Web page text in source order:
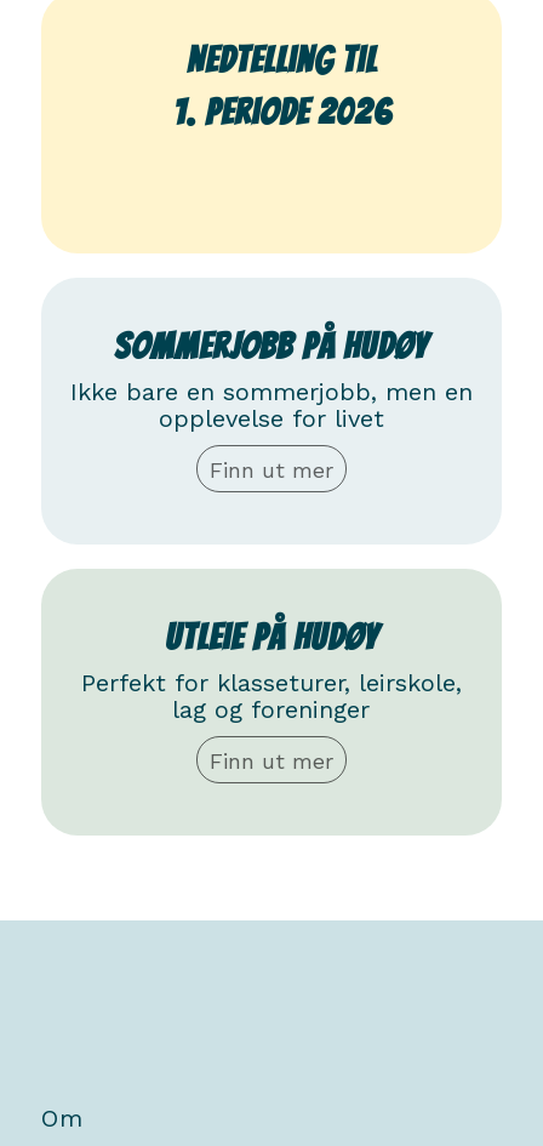
Nedtelling til
1. periode 2026
Sommerjobb på Hudøy
Ikke bare en sommerjobb, men en
opplevelse for livet
Finn ut mer
Utleie på Hudøy
Perfekt for klasseturer, leirskole,
lag og foreninger
Finn ut mer
Om